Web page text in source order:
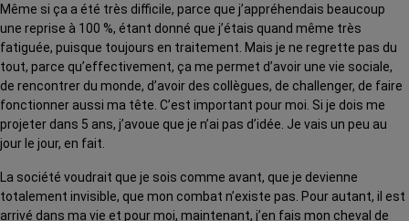
Même si ça a été très difficile, parce que j’appréhendais beaucoup
une reprise à 100 %, étant donné que j’étais quand même très
fatiguée, puisque toujours en traitement. Mais je ne regrette pas du
tout, parce qu’effectivement, ça me permet d’avoir une vie sociale,
de rencontrer du monde, d’avoir des collègues, de challenger, de faire
fonctionner aussi ma tête. C’est important pour moi. Si je dois me
projeter dans 5 ans, j’avoue que je n’ai pas d’idée. Je vais un peu au
jour le jour, en fait.
La société voudrait que je sois comme avant, que je devienne
totalement invisible, que mon combat n’existe pas. Pour autant, il est
arrivé dans ma vie et pour moi, maintenant, j’en fais mon cheval de